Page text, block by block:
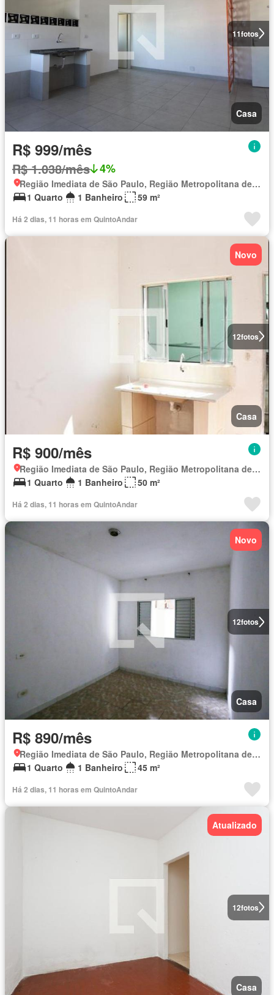
11fotos
Casa
R$ 999/mês
R$ 1.038/mês 4%
Região Imediata de São Paulo, Região Metropolitana de São Paulo
1 Quarto
1 Banheiro 59 m²
Há 2 dias, 11 horas em QuintoAndar
12fotos
Novo
Casa
R$ 900/mês
Região Imediata de São Paulo, Região Metropolitana de São Paulo
1 Quarto
1 Banheiro 50 m²
Há 2 dias, 11 horas em QuintoAndar
12fotos
Novo
Casa
R$ 890/mês
Região Imediata de São Paulo, Região Metropolitana de São Paulo
1 Quarto
1 Banheiro 45 m²
Há 2 dias, 11 horas em QuintoAndar
12fotos
Atualizado
Casa